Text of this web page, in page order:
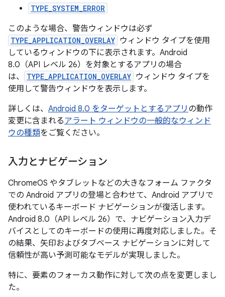
TYPE_SYSTEM_ERROR
このような場合、警告ウィンドウは必ず
TYPE_APPLICATION_OVERLAY ウィンドウ タイプを使用
しているウィンドウの下に表示されます。Android
8.0（API レベル 26）を対象とするアプリの場合
は、
TYPE_APPLICATION_OVERLAY ウィンドウ タイプを
使用して警告ウィンドウを表示します。
詳しくは、 Android 8.0 をターゲットとするアプリ の動作
変更に含まれるアラート ウィンドウの一般的なウィンド
ウの種類をご覧ください。
入力とナビゲーション
ChromeOS やタブレットなどの大きなフォーム ファクタ
での Android アプリの登場と合わせて、Android アプリで
使われているキーボード ナビゲーションが復活します。
Android 8.0（API レベル 26）で、ナビゲーション入力デ
バイスとしてのキーボードの使用に再度対応しました。そ
の結果、矢印およびタブベース ナビゲーションに対して
信頼性が高い予測可能なモデルが実現しました。
特に、要素のフォーカス動作に対して次の点を変更しまし
た。